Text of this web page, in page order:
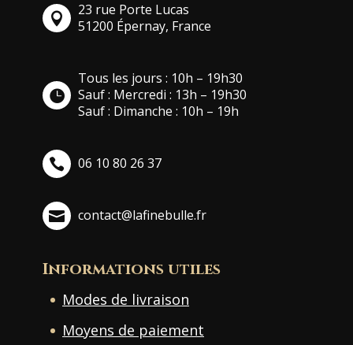
23 rue Porte Lucas
51200 Épernay, France
Tous les jours : 10h – 19h30
Sauf : Mercredi : 13h – 19h30
Sauf : Dimanche : 10h – 19h
06 10 80 26 37
contact@lafinebulle.fr
Informations utiles
Modes de livraison
Moyens de paiement